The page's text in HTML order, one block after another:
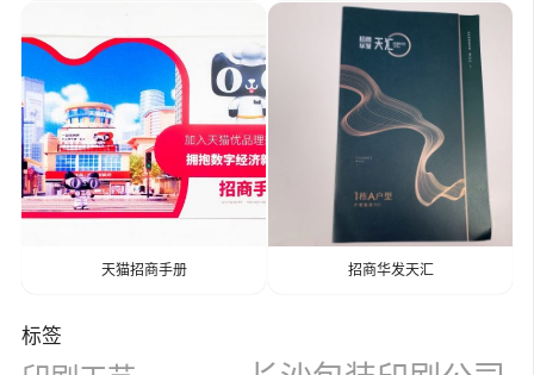
天猫招商手册 招商华发天汇
标签